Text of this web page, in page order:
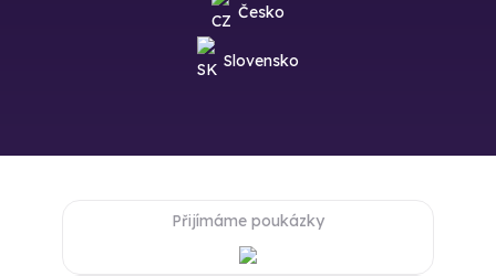
Česko
Slovensko
Přijímáme poukázky